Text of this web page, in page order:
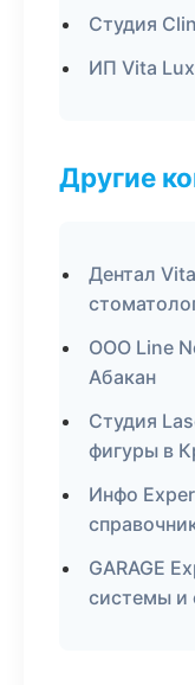
Студия
ИП Vita
Другие
Дентал
ООО Line
Абакан
Студия
фигуры в
Инфо
GARAGE
системы и